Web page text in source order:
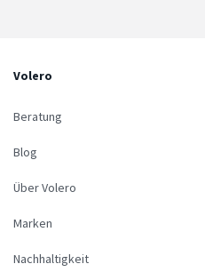
Volero
Beratung
Blog
Über Volero
Marken
Nachhaltigkeit